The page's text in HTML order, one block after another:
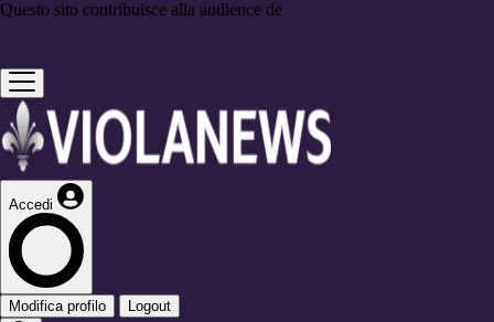
Questo sito contribuisce alla audience de
Accedi
Modifica profilo Logout